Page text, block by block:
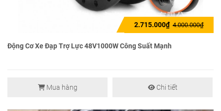
2.715.000₫ 4.000.000₫
Động Cơ Xe Đạp Trợ Lực 48V1000W Công Suất Mạnh
Mua hàng Chi tiết